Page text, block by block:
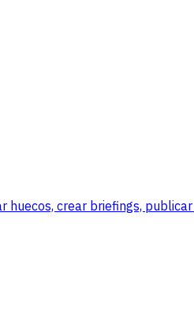
crear briefings,